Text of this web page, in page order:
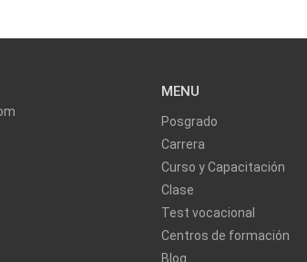
MENU
Posgrado
Carrera
Curso y Capacitación
Clase
Test vocacional
Centros de formación
Blog